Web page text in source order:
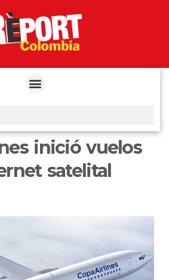
inició vuelos
satelital